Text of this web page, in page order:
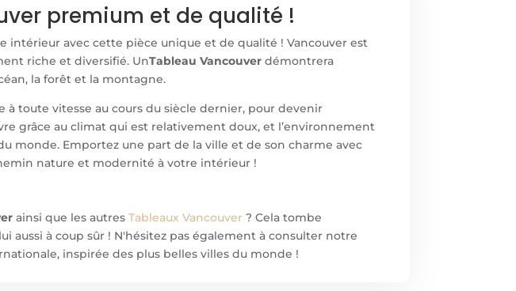
premium et de qualité !
intérieur avec cette pièce unique et de qualité ! Vancouver est
riche et diversifié. UnTableau Vancouver démontrera
la forêt et la montagne.
toute vitesse au cours du siècle dernier, pour devenir
grâce au climat qui est relativement doux, et l’environnement
monde. Emportez une part de la ville et de son charme avec
nature et modernité à votre intérieur !
ainsi que les autresTableaux Vancouver ? Cela tombe
aussi à coup sûr ! N'hésitez pas également à consulter notre
inspirée des plus belles villes du monde !